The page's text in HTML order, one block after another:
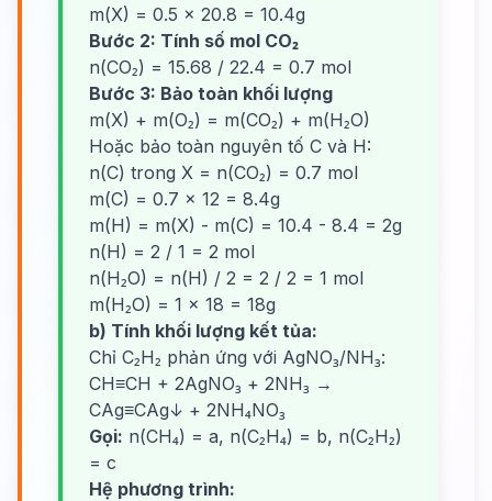
m(X) = 0.5 × 20.8 = 10.4g
Bước 2: Tính số mol CO₂
n(CO₂) = 15.68 / 22.4 = 0.7 mol
Bước 3: Bảo toàn khối lượng
m(X) + m(O₂) = m(CO₂) + m(H₂O)
Hoặc bảo toàn nguyên tố C và H:
n(C) trong X = n(CO₂) = 0.7 mol
m(C) = 0.7 × 12 = 8.4g
m(H) = m(X) - m(C) = 10.4 - 8.4 = 2g
n(H) = 2 / 1 = 2 mol
n(H₂O) = n(H) / 2 = 2 / 2 = 1 mol
m(H₂O) = 1 × 18 = 18g
b) Tính khối lượng kết tủa:
Chỉ C₂H₂ phản ứng với AgNO₃/NH₃:
CH≡CH + 2AgNO₃ + 2NH₃ →
CAg≡CAg↓ + 2NH₄NO₃
Gọi: n(CH₄) = a, n(C₂H₄) = b, n(C₂H₂)
= c
Hệ phương trình: